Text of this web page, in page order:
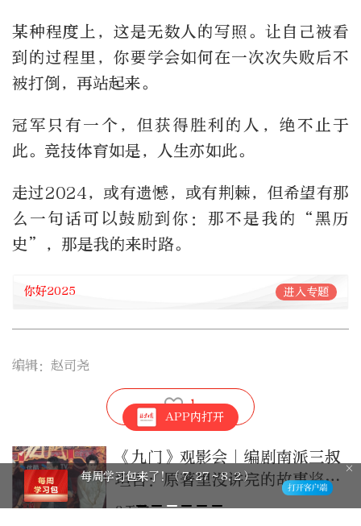
某种程度上，这是无数人的写照。让自己被看
到的过程里，你要学会如何在一次次失败后不
被打倒，再站起来。
冠军只有一个，但获得胜利的人，绝不止于
此。竞技体育如是，人生亦如此。
走过2024，或有遗憾，或有荆棘，但希望有那
么一句话可以鼓励到你：那不是我的“黑历
史”，那是我的来时路。
你好2025 进入专题
编辑：赵司尧
1
《九门》观影会｜编剧南派三叔
坦言：原著里没讲完的故事将继
续
3天前
APP内打开
～8.2）
局部短时雨强大致39
点位在丰台区桃苑公